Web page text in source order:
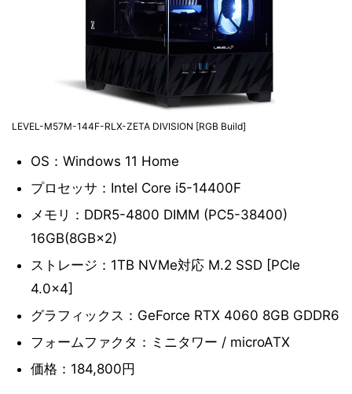
LEVEL-M57M-144F-RLX-ZETA DIVISION [RGB Build]
OS：Windows 11 Home
プロセッサ：Intel Core i5-14400F
メモリ：DDR5-4800 DIMM (PC5-38400)
16GB(8GB×2)
ストレージ：1TB NVMe対応 M.2 SSD [PCIe
4.0×4]
グラフィックス：GeForce RTX 4060 8GB GDDR6
フォームファクタ：ミニタワー / microATX
価格：184,800円